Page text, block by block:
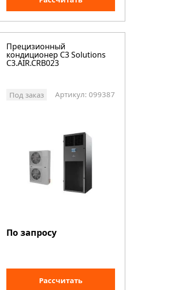
Прецизионный
кондиционер C3 Solutions
C3.AIR.CRB023
Под заказ Артикул: 099387
По запросу
Рассчитать